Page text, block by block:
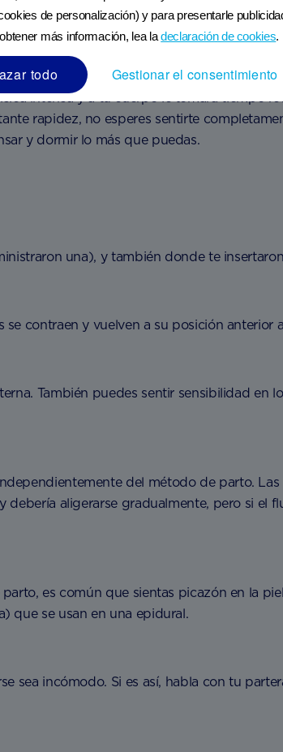
intensa y a tu cuerpo le tomará tiempo
rapidez, no esperes sentirte
y dormir lo más que puedas.
una), y también donde te
contraen y vuelven a su posición anterior
También puedes sentir sensibilidad en
del método de parto. Las
aligerarse gradualmente, pero si el
es común que sientas picazón en la
que se usan en una epidural.
sea incómodo. Si es así, habla con tu
de personalización) y para presentarle
más información, lea ladeclaración de cookies.
todo Gestionar el consentimiento